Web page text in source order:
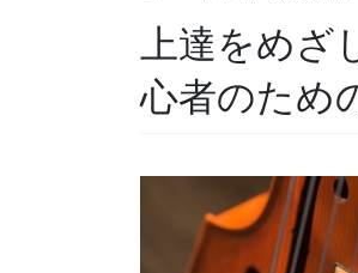
上達をめ
心者のため